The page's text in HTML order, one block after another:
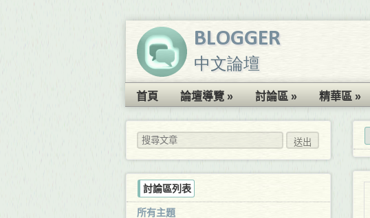
BLOGGER
中文論壇
首頁 論壇導覽 » 討論區 » 精華區 »
討論區列表
所有主題